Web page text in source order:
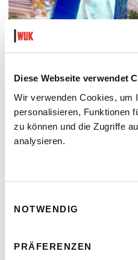
Diese Webseite verwendet
Wir verwenden Cookies, um
personalisieren, Funktionen
zu können und die Zugriffe
analysieren.
NOTWENDIG
PRÄFERENZEN
THE FUTURE IS NEAR (IN THE
18.00
Barrierefrei über Lift B